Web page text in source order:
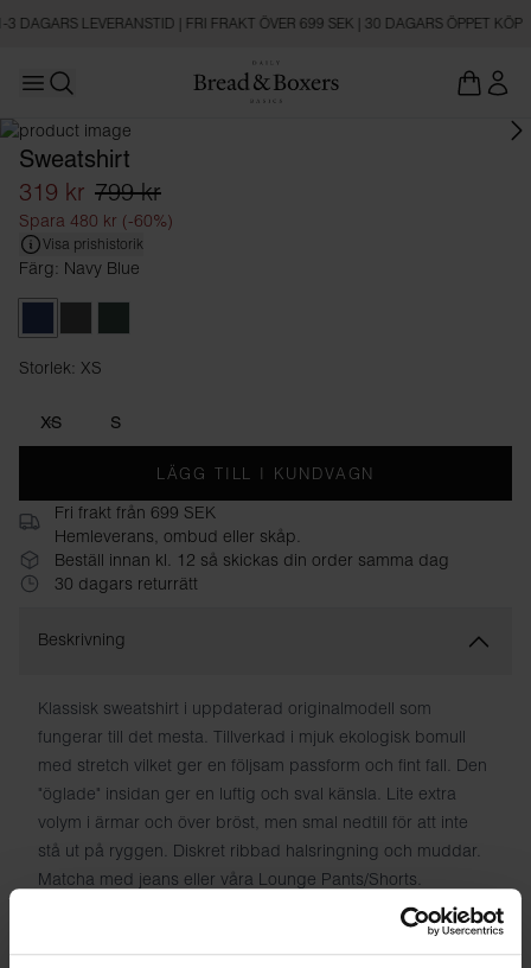
3 DAGARS LEVERANSTID | FRI FRAKT ÖVER 699 SEK | 30 DAGARS ÖPPET KÖP
Open main menu
Sweatshirt
319 kr 799 kr
Spara 480 kr (-60%)
Visa prishistorik
Färg: Navy Blue
Storlek: XS
XS S
LÄGG TILL I KUNDVAGN
Fri frakt från 699 SEK
Hemleverans, ombud eller skåp.
Beställ innan kl. 12 så skickas din order samma dag
30 dagars returrätt
Beskrivning
Klassisk sweatshirt i uppdaterad originalmodell som
fungerar till det mesta. Tillverkad i mjuk ekologisk bomull
med stretch vilket ger en följsam passform och fint fall. Den
"öglade" insidan ger en luftig och sval känsla. Lite extra
volym i ärmar och över bröst, men smal nedtill för att inte
stå ut på ryggen. Diskret ribbad halsringning och muddar.
Matcha med jeans eller våra Lounge Pants/Shorts.